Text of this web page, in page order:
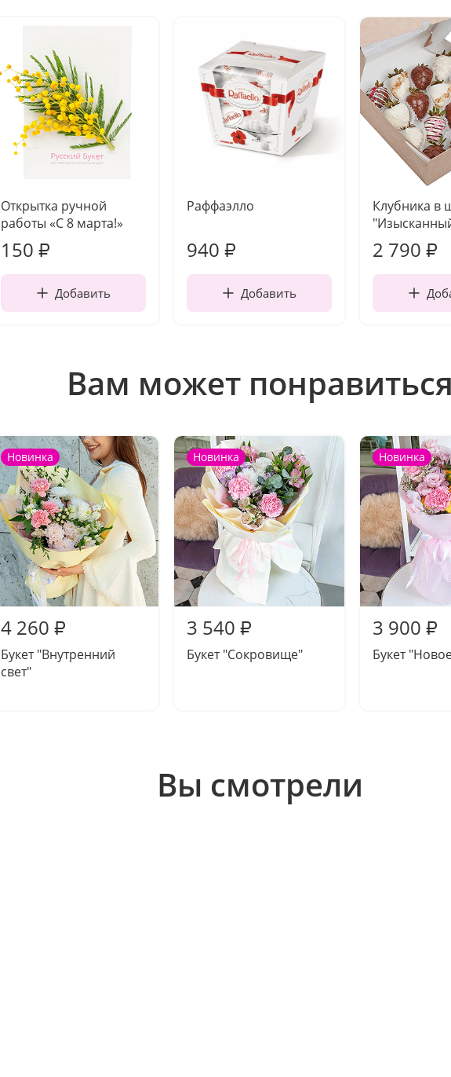
Открытка ручной
работы «С 8 марта!»
150 ₽
Добавить
Раффаэлло
940 ₽
Добавить
Клубника в
2 790 ₽
Вам может понравиться
Новинка
4 260 ₽
Букет "Внутренний
свет"
Новинка
3 540 ₽
Букет "Сокровище"
Новинка
3 900 ₽
Букет
Вы смотрели